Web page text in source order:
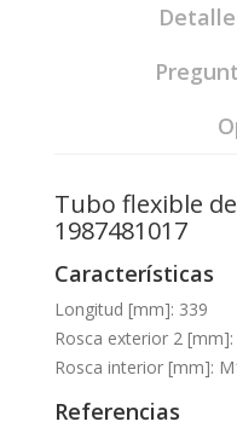
Tubo flexible
1987481017
Características
Longitud [mm]: 339
Rosca exterior 2 [mm]:
Rosca interior [mm]:
Referencias